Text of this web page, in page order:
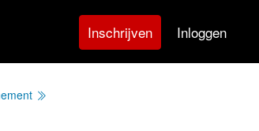
Inschrijven Inloggen